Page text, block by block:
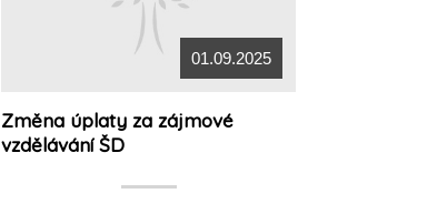
01.09.2025
Změna úplaty za zájmové
vzdělávání ŠD